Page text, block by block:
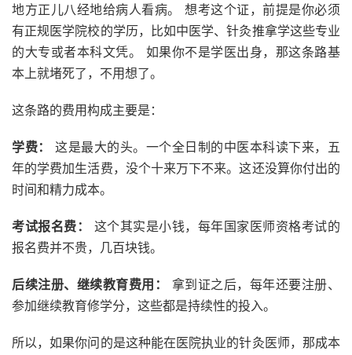
地方正儿八经地给病人看病。 想考这个证，前提是你必须
有正规医学院校的学历，比如中医学、针灸推拿学这些专业
的大专或者本科文凭。 如果你不是学医出身，那这条路基
本上就堵死了，不用想了。
这条路的费用构成主要是：
学费：
这是最大的头。一个全日制的中医本科读下来，五
年的学费加生活费，没个十来万下不来。这还没算你付出的
时间和精力成本。
考试报名费：
这个其实是小钱，每年国家医师资格考试的
报名费并不贵，几百块钱。
后续注册、继续教育费用：
拿到证之后，每年还要注册、
参加继续教育修学分，这些都是持续性的投入。
所以，如果你问的是这种能在医院执业的针灸医师，那成本